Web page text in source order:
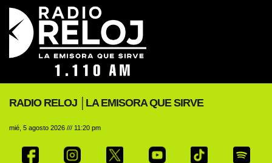
RADIO RELOJ │LA EMISORA QUE SIRVE
mié, 5 agosto 2026 /// 11:20 pm